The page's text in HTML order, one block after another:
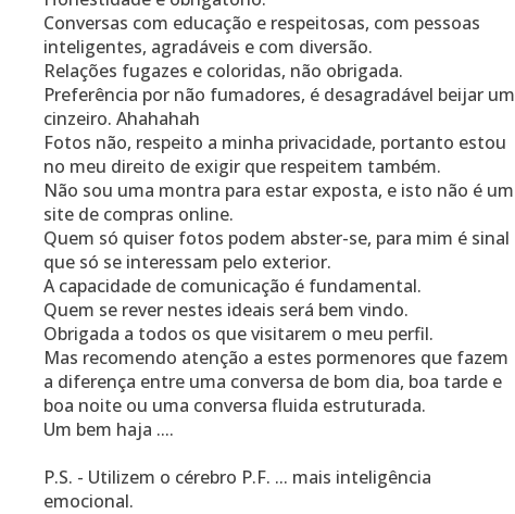
Conversas com educação e respeitosas, com pessoas
inteligentes, agradáveis e com diversão.
Relações fugazes e coloridas, não obrigada.
Preferência por não fumadores, é desagradável beijar um
cinzeiro. Ahahahah
Fotos não, respeito a minha privacidade, portanto estou
no meu direito de exigir que respeitem também.
Não sou uma montra para estar exposta, e isto não é um
site de compras online.
Quem só quiser fotos podem abster-se, para mim é sinal
que só se interessam pelo exterior.
A capacidade de comunicação é fundamental.
Quem se rever nestes ideais será bem vindo.
Obrigada a todos os que visitarem o meu perfil.
Mas recomendo atenção a estes pormenores que fazem
a diferença entre uma conversa de bom dia, boa tarde e
boa noite ou uma conversa fluida estruturada.
Um bem haja ....
P.S. - Utilizem o cérebro P.F. ... mais inteligência
emocional.